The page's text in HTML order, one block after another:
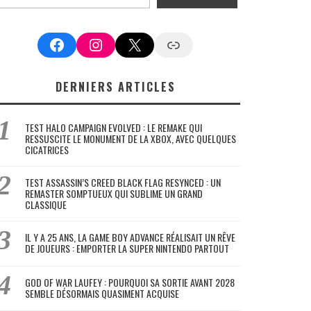
FacebookInstagram
X Google News
DERNIERS ARTICLES
TEST HALO CAMPAIGN EVOLVED : LE REMAKE QUI
RESSUSCITE LE MONUMENT DE LA XBOX, AVEC QUELQUES
CICATRICES
TEST ASSASSIN’S CREED BLACK FLAG RESYNCED : UN
REMASTER SOMPTUEUX QUI SUBLIME UN GRAND
CLASSIQUE
IL Y A 25 ANS, LA GAME BOY ADVANCE RÉALISAIT UN RÊVE
DE JOUEURS : EMPORTER LA SUPER NINTENDO PARTOUT
GOD OF WAR LAUFEY : POURQUOI SA SORTIE AVANT 2028
SEMBLE DÉSORMAIS QUASIMENT ACQUISE